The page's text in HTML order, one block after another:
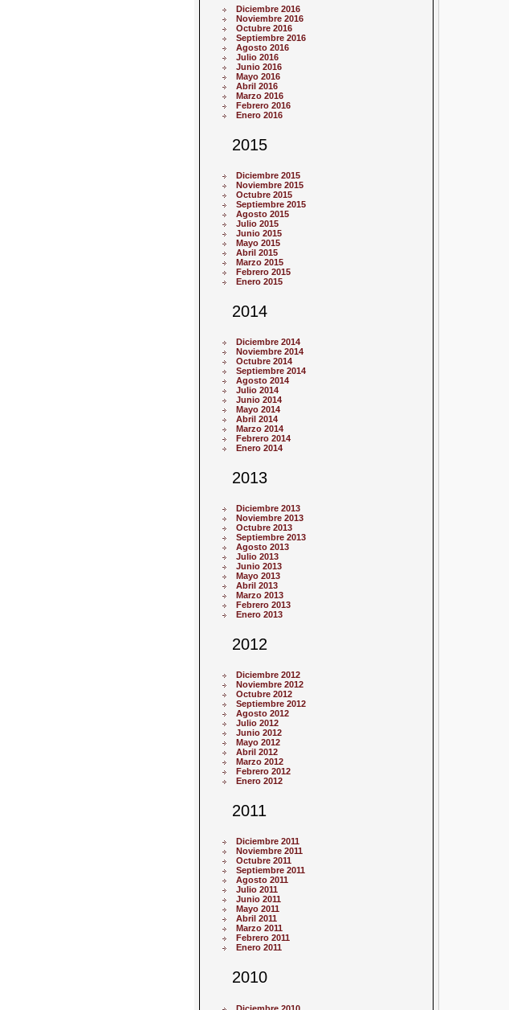
Diciembre 2016
Noviembre 2016
Octubre 2016
Septiembre 2016
Agosto 2016
Julio 2016
Junio 2016
Mayo 2016
Abril 2016
Marzo 2016
Febrero 2016
Enero 2016
2015
Diciembre 2015
Noviembre 2015
Octubre 2015
Septiembre 2015
Agosto 2015
Julio 2015
Junio 2015
Mayo 2015
Abril 2015
Marzo 2015
Febrero 2015
Enero 2015
2014
Diciembre 2014
Noviembre 2014
Octubre 2014
Septiembre 2014
Agosto 2014
Julio 2014
Junio 2014
Mayo 2014
Abril 2014
Marzo 2014
Febrero 2014
Enero 2014
2013
Diciembre 2013
Noviembre 2013
Octubre 2013
Septiembre 2013
Agosto 2013
Julio 2013
Junio 2013
Mayo 2013
Abril 2013
Marzo 2013
Febrero 2013
Enero 2013
2012
Diciembre 2012
Noviembre 2012
Octubre 2012
Septiembre 2012
Agosto 2012
Julio 2012
Junio 2012
Mayo 2012
Abril 2012
Marzo 2012
Febrero 2012
Enero 2012
2011
Diciembre 2011
Noviembre 2011
Octubre 2011
Septiembre 2011
Agosto 2011
Julio 2011
Junio 2011
Mayo 2011
Abril 2011
Marzo 2011
Febrero 2011
Enero 2011
2010
Diciembre 2010